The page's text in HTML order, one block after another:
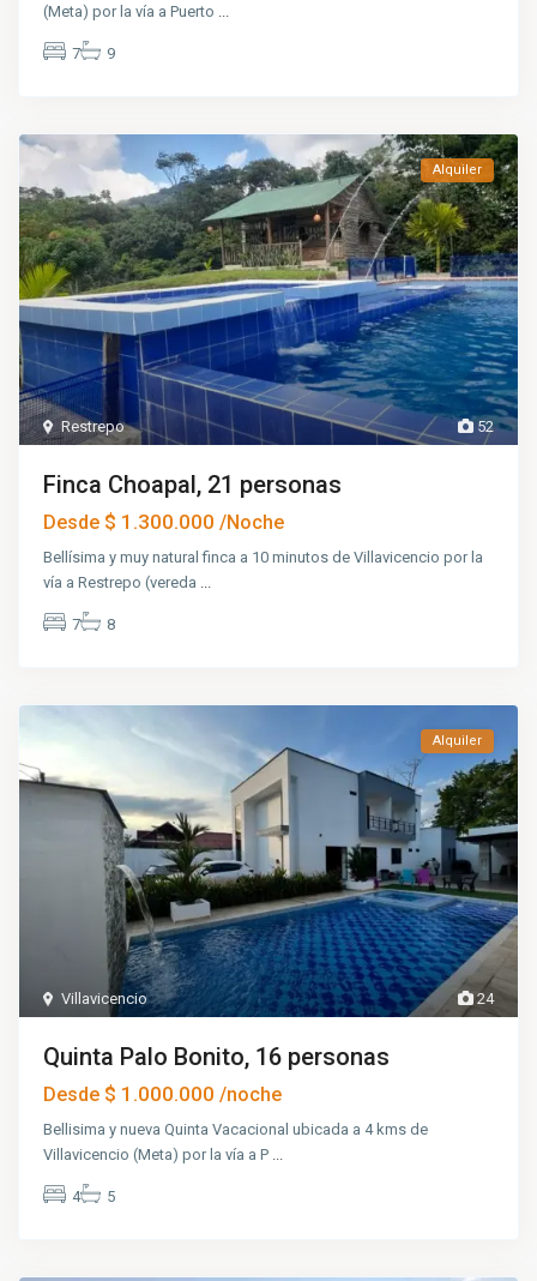
(Meta) por la vía a Puerto
7 9
52
Restrepo
Alquiler
Finca Choapal, 21 personas
Desde $ 1.300.000/Noche
Bellísima y muy natural finca a 10 minutos de Villavicencio por la
vía a Restrepo (vereda ...
7 8
24
Villavicencio
Alquiler
Quinta Palo Bonito, 16 personas
Desde $ 1.000.000/noche
Bellisima y nueva Quinta Vacacional ubicada a 4 kms de
Villavicencio (Meta) por la vía a P ...
4 5